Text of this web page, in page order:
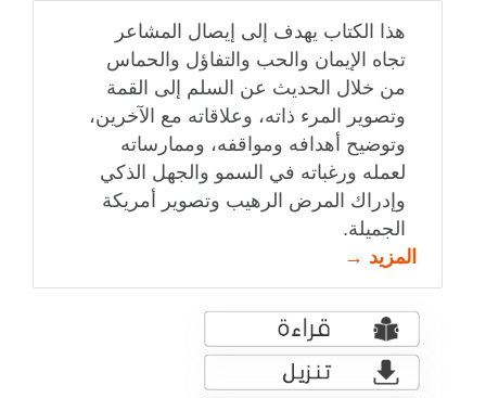
هذا الكتاب يهدف إلى إيصال المشاعر
تجاه الإيمان والحب والتفاؤل والحماس
من خلال الحديث عن السلم إلى القمة
وتصوير المرء ذاته، وعلاقاته مع الآخرين،
وتوضيح أهدافه ومواقفه، وممارساته
لعمله ورغباته في السمو والجهل الذكي
وإدراك المرض الرهيب وتصوير أمريكة
الجميلة.
المزيد →